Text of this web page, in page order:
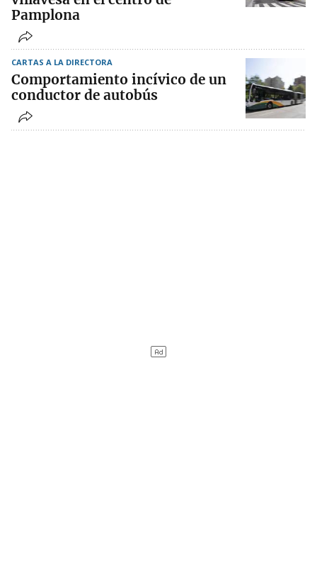
Pamplona
CARTAS A LA DIRECTORA
Comportamiento incívico de un
conductor de autobús